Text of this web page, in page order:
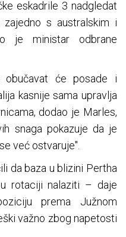
eskadrile 3 nadgledat
s australskim i
je ministar odbrane
obučavat će posade i
kasnije sama upravlja
dodao je Marles,
snaga pokazuje da je
već ostvaruje".
da baza u blizini Pertha
rotaciji nalaziti – daje
prema Južnom
važno zbog napetosti